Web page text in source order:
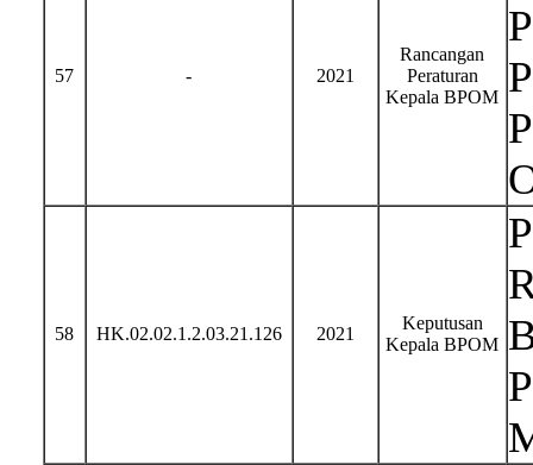
57 - 2021
Rancangan
Peraturan
Kepala BPOM
58 HK.02.02.1.2.03.21.126 2021
Keputusan
Kepala BPOM